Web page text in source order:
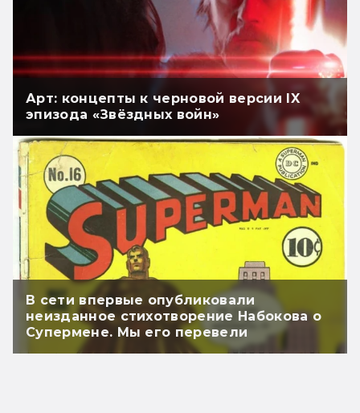
Арт: концепты к черновой версии IX
эпизода «Звёздных войн»
В сети впервые опубликовали
неизданное стихотворение Набокова о
Супермене. Мы его перевели